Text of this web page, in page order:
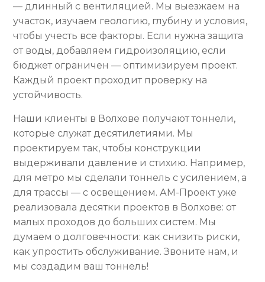
— длинный с вентиляцией. Мы выезжаем на
участок, изучаем геологию, глубину и условия,
чтобы учесть все факторы. Если нужна защита
от воды, добавляем гидроизоляцию, если
бюджет ограничен — оптимизируем проект.
Каждый проект проходит проверку на
устойчивость.
Наши клиенты в Волхове получают тоннели,
которые служат десятилетиями. Мы
проектируем так, чтобы конструкции
выдерживали давление и стихию. Например,
для метро мы сделали тоннель с усилением, а
для трассы — с освещением. АМ-Проект уже
реализовала десятки проектов в Волхове: от
малых проходов до больших систем. Мы
думаем о долговечности: как снизить риски,
как упростить обслуживание. Звоните нам, и
мы создадим ваш тоннель!